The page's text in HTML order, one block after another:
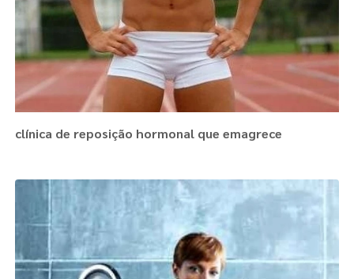
clínica de reposição hormonal que emagrece